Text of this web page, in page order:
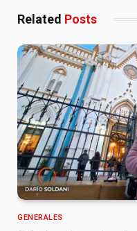
Related Posts
GENERALES